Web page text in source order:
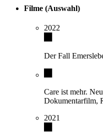
Filme (Auswahl)
2022
Der Fall
Care ist mehr.
Dokumentarfilm,
2021